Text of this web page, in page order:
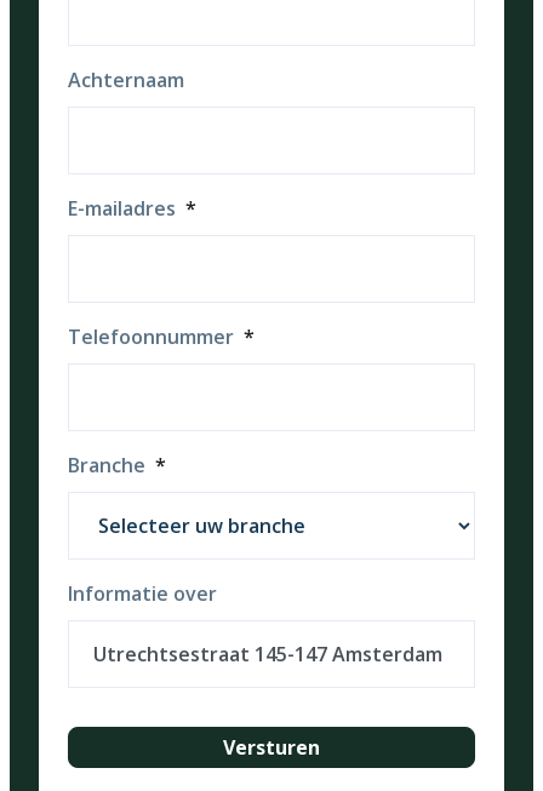
Achternaam
E-mailadres *
Telefoonnummer *
Branche *
Informatie over